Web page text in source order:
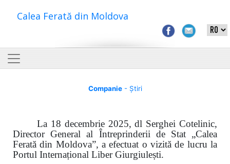
Calea Ferată din Moldova
Companie- Știri
La 18 decembrie 2025, dl Serghei Cotelinic,
Director General al Întreprinderii de Stat „Calea
Ferată din Moldova”, a efectuat o vizită de lucru la
Portul Internațional Liber Giurgiulești.